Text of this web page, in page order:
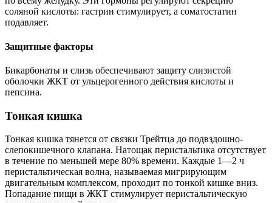
соляной кислоты: гастрин стимулирует, а соматостатин
подавляет.
Защитные факторы
Бикарбонаты и слизь обеспечивают защиту слизистой
оболочки ЖКТ от ульцерогенного действия кислоты и
пепсина.
Тонкая кишка
Тонкая кишка тянется от связки Трейтца до подвздошно-
слепокишечного клапана. Натощак перистальтика отсутствует
в течение по меньшей мере 80% времени. Каждые 1—2 ч
перистальтическая волна, называемая мигрирующим
двигательным комплексом, проходит по тонкой кишке вниз.
Попадание пищи в ЖКТ стимулирует перистальтическую